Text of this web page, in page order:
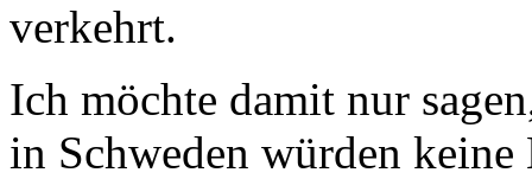
verkehrt.
Ich möchte damit nur
in Schweden würden